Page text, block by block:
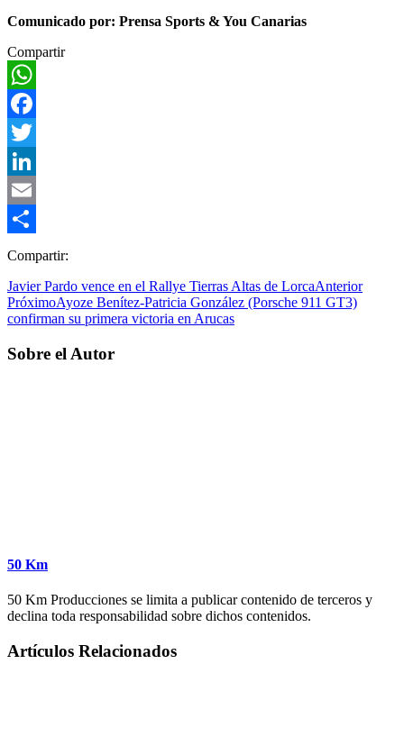
Comunicado por: Prensa Sports & You Canarias
Compartir
WhatsApp
Facebook
Twitter
LinkedIn
Email
Compartir
Compartir:
Javier Pardo vence en el Rallye Tierras Altas de LorcaAnterior
PróximoAyoze Benítez-Patricia González (Porsche 911 GT3)
confirman su primera victoria en Arucas
Sobre el Autor
50 Km
50 Km Producciones se limita a publicar contenido de terceros y
declina toda responsabilidad sobre dichos contenidos.
Artículos Relacionados